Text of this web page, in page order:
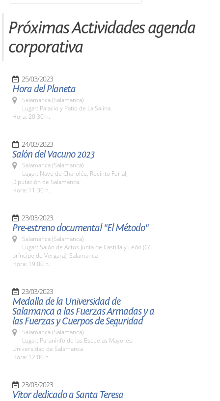
Próximas Actividades agenda
corporativa
25/03/2023
Hora del Planeta
Salamanca (Salamanca)
Lugar: Palacio y Patio de La Salina
Hora: 20:30 h.
24/03/2023
Salón del Vacuno 2023
Salamanca (Salamanca)
Lugar: Nave de Charolés, Recinto Ferial,
Diputación de Salamanca.
Hora: 11:30 h.
23/03/2023
Pre-estreno documental "El Método"
Salamanca (Salamanca)
Lugar: Salón de Actos Junta de Castilla y León (C/
príncipe de Vergara). Salamanca
Hora: 19:00 h.
23/03/2023
Medalla de la Universidad de
Salamanca a las Fuerzas Armadas y a
las Fuerzas y Cuerpos de Seguridad
Salamanca (Salamanca)
Lugar: Paraninfo de las Escuelas Mayores.
Universidad de Salamanca
Hora: 12:00 h.
23/03/2023
Vítor dedicado a Santa Teresa